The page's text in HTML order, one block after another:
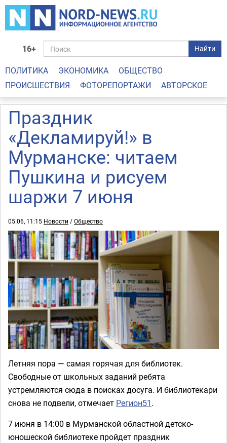
16+ Найти
ПОЛИТИКА ЭКОНОМИКА
ОБЩЕСТВО
ПРОИСШЕСТВИЯ
ФОТОРЕПОРТАЖИ АВТОРСКОЕ
Праздник
«Декламируй!» в
Мурманске: читаем
Пушкина и рисуем
шаржи 7 июня
05.06, 11:15 Новости /Общество
Летняя пора — самая горячая для библиотек.
Свободные от школьных заданий ребята
устремляются сюда в поисках досуга. И библиотекари
снова не подвели, отмечает Регион51.
7 июня в 14:00 в Мурманской областной детско-
юношеской библиотеке пройдет праздник